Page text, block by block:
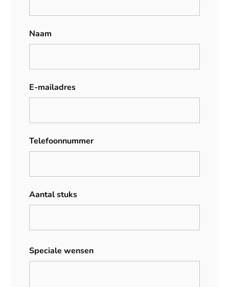
Naam
E-mailadres
Telefoonnummer
Aantal stuks
Speciale wensen